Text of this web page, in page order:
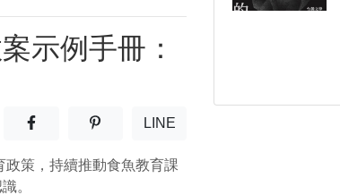
示例手冊：
分享至facebook(另開新視窗)
分享至噗浪(另開新視窗)
LINE
策，持續推動食魚教育課
。